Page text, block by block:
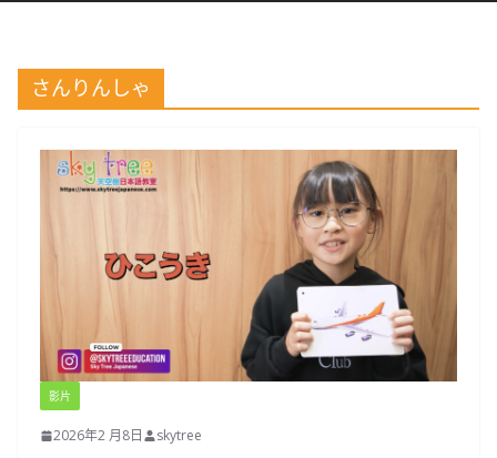
さんりんしゃ
影片
2026年2 月8日 skytree